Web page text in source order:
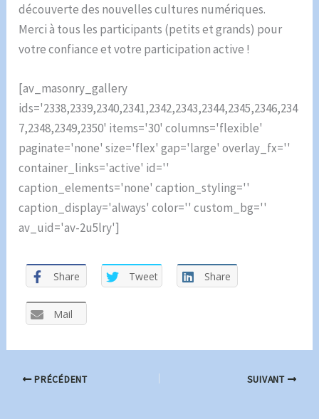
découverte des nouvelles cultures numériques.
Merci à tous les participants (petits et grands) pour
votre confiance et votre participation active !
[av_masonry_gallery
ids='2338,2339,2340,2341,2342,2343,2344,2345,2346,234
7,2348,2349,2350' items='30' columns='flexible'
paginate='none' size='flex' gap='large' overlay_fx=''
container_links='active' id=''
caption_elements='none' caption_styling=''
caption_display='always' color='' custom_bg=''
av_uid='av-2u5lry']
Share Tweet Share
Mail
PRÉCÉDENT SUIVANT